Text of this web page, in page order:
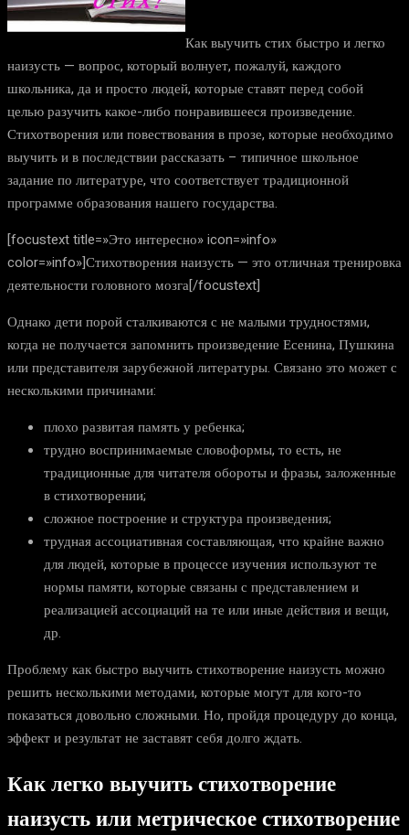
Как выучить стих быстро и легко
наизусть — вопрос, который волнует, пожалуй, каждого
школьника, да и просто людей, которые ставят перед собой
целью разучить какое-либо понравившееся произведение.
Стихотворения или повествования в прозе, которые необходимо
выучить и в последствии рассказать – типичное школьное
задание по литературе, что соответствует традиционной
программе образования нашего государства.
[focustext title=»Это интересно» icon=»info»
color=»info»]Стихотворения наизусть — это отличная тренировка
деятельности головного мозга[/focustext]
Однако дети порой сталкиваются с не малыми трудностями,
когда не получается запомнить произведение Есенина, Пушкина
или представителя зарубежной литературы. Связано это может с
несколькими причинами:
плохо развитая память у ребенка;
трудно воспринимаемые словоформы, то есть, не
традиционные для читателя обороты и фразы, заложенные
в стихотворении;
сложное построение и структура произведения;
трудная ассоциативная составляющая, что крайне важно
для людей, которые в процессе изучения используют те
нормы памяти, которые связаны с представлением и
реализацией ассоциаций на те или иные действия и вещи,
др.
Проблему как быстро выучить стихотворение наизусть можно
решить несколькими методами, которые могут для кого-то
показаться довольно сложными. Но, пройдя процедуру до конца,
эффект и результат не заставят себя долго ждать.
Как легко выучить стихотворение
наизусть или метрическое стихотворение